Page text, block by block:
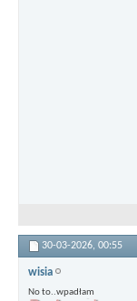
30-03-2026, 00:55
wisia
No to..wpadłam